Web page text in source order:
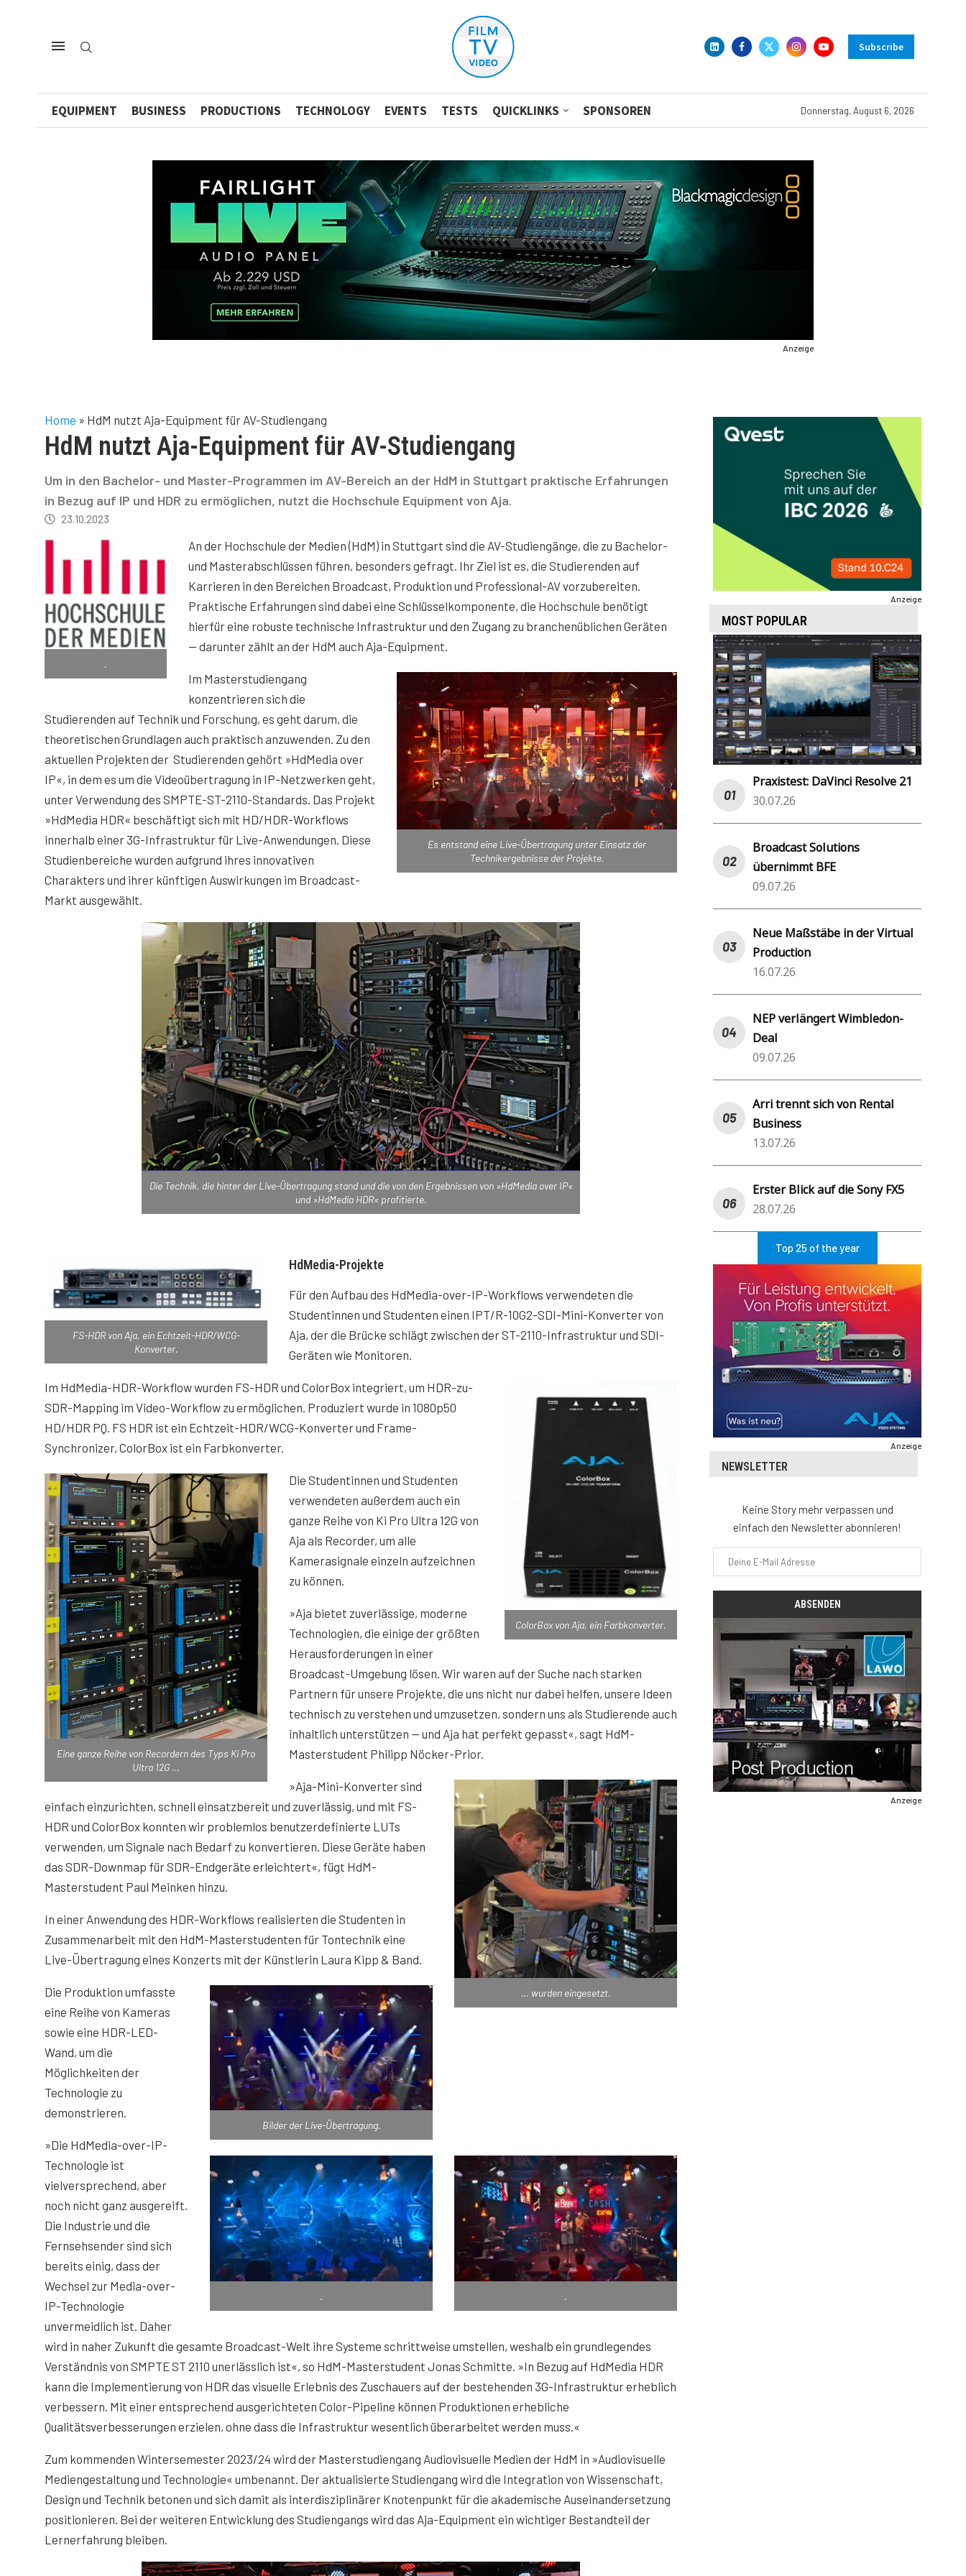
Subscribe
EQUIPMENT BUSINESS PRODUCTIONS TECHNOLOGY EVENTS TESTS QUICKLINKS SPONSOREN Donnerstag, August 6, 2026
Anzeige
Home » HdM nutzt Aja-Equipment für AV-Studiengang
HdM nutzt Aja-Equipment für AV-Studiengang
Um in den Bachelor- und Master-Programmen im AV-Bereich an der HdM in Stuttgart praktische Erfahrungen
in Bezug auf IP und HDR zu ermöglichen, nutzt die Hochschule Equipment von Aja.
23.10.2023
.
An der Hochschule der Medien (HdM) in Stuttgart sind die AV-Studiengänge, die zu Bachelor-
und Masterabschlüssen führen, besonders gefragt. Ihr Ziel ist es, die Studierenden auf
Karrieren in den Bereichen Broadcast, Produktion und Professional-AV vorzubereiten.
Praktische Erfahrungen sind dabei eine Schlüsselkomponente, die Hochschule benötigt
hierfür eine robuste technische Infrastruktur und den Zugang zu branchenüblichen Geräten
— darunter zählt an der HdM auch Aja-Equipment.
Es entstand eine Live-Übertragung unter Einsatz der
Technikergebnisse der Projekte.
Im Masterstudiengang
konzentrieren sich die
Studierenden auf Technik und Forschung, es geht darum, die
theoretischen Grundlagen auch praktisch anzuwenden. Zu den
aktuellen Projekten der Studierenden gehört »HdMedia over
IP«, in dem es um die Videoübertragung in IP-Netzwerken geht,
unter Verwendung des SMPTE-ST-2110-Standards. Das Projekt
»HdMedia HDR« beschäftigt sich mit HD/HDR-Workflows
innerhalb einer 3G-Infrastruktur für Live-Anwendungen. Diese
Studienbereiche wurden aufgrund ihres innovativen
Charakters und ihrer künftigen Auswirkungen im Broadcast-
Markt ausgewählt.
Die Technik, die hinter der Live-Übertragung stand und die von den Ergebnissen von »HdMedia over IP«
und »HdMedia HDR« profitierte.
FS-HDR von Aja, ein Echtzeit-HDR/WCG-
Konverter.
HdMedia-Projekte
Für den Aufbau des HdMedia-over-IP-Workflows verwendeten die
Studentinnen und Studenten einen IPT/R-10G2-SDI-Mini-Konverter von
Aja, der die Brücke schlägt zwischen der ST-2110-Infrastruktur und SDI-
Geräten wie Monitoren.
ColorBox von Aja, ein Farbkonverter.
Im HdMedia-HDR-Workflow wurden FS-HDR und ColorBox integriert, um HDR-zu-
SDR-Mapping im Video-Workflow zu ermöglichen. Produziert wurde in 1080p50
HD/HDR PQ. FS HDR ist ein Echtzeit-HDR/WCG-Konverter und Frame-
Synchronizer, ColorBox ist ein Farbkonverter.
Eine ganze Reihe von Recordern des Typs Ki Pro
Ultra 12G …
Die Studentinnen und Studenten
verwendeten außerdem auch ein
ganze Reihe von Ki Pro Ultra 12G von
Aja als Recorder, um alle
Kamerasignale einzeln aufzeichnen
zu können.
»Aja bietet zuverlässige, moderne
Technologien, die einige der größten
Herausforderungen in einer
Broadcast-Umgebung lösen. Wir waren auf der Suche nach starken
Partnern für unsere Projekte, die uns nicht nur dabei helfen, unsere Ideen
technisch zu verstehen und umzusetzen, sondern uns als Studierende auch
inhaltlich unterstützen — und Aja hat perfekt gepasst«, sagt HdM-
Masterstudent Philipp Nöcker-Prior.
… wurden eingesetzt.
»Aja-Mini-Konverter sind
einfach einzurichten, schnell einsatzbereit und zuverlässig, und mit FS-
HDR und ColorBox konnten wir problemlos benutzerdefinierte LUTs
verwenden, um Signale nach Bedarf zu konvertieren. Diese Geräte haben
das SDR-Downmap für SDR-Endgeräte erleichtert«, fügt HdM-
Masterstudent Paul Meinken hinzu.
In einer Anwendung des HDR-Workflows realisierten die Studenten in
Zusammenarbeit mit den HdM-Masterstudenten für Tontechnik eine
Live-Übertragung eines Konzerts mit der Künstlerin Laura Kipp & Band.
Bilder der Live-Übertragung.
.
.
Die Produktion umfasste
eine Reihe von Kameras
sowie eine HDR-LED-
Wand, um die
Möglichkeiten der
Technologie zu
demonstrieren.
»Die HdMedia-over-IP-
Technologie ist
vielversprechend, aber
noch nicht ganz ausgereift.
Die Industrie und die
Fernsehsender sind sich
bereits einig, dass der
Wechsel zur Media-over-
IP-Technologie
unvermeidlich ist. Daher
wird in naher Zukunft die gesamte Broadcast-Welt ihre Systeme schrittweise umstellen, weshalb ein grundlegendes
Verständnis von SMPTE ST 2110 unerlässlich ist«, so HdM-Masterstudent Jonas Schmitte. »In Bezug auf HdMedia HDR
kann die Implementierung von HDR das visuelle Erlebnis des Zuschauers auf der bestehenden 3G-Infrastruktur erheblich
verbessern. Mit einer entsprechend ausgerichteten Color-Pipeline können Produktionen erhebliche
Qualitätsverbesserungen erzielen, ohne dass die Infrastruktur wesentlich überarbeitet werden muss.«
Zum kommenden Wintersemester 2023/24 wird der Masterstudiengang Audiovisuelle Medien der HdM in »Audiovisuelle
Mediengestaltung und Technologie« umbenannt. Der aktualisierte Studiengang wird die Integration von Wissenschaft,
Design und Technik betonen und sich damit als interdisziplinärer Knotenpunkt für die akademische Auseinandersetzung
positionieren. Bei der weiteren Entwicklung des Studiengangs wird das Aja-Equipment ein wichtiger Bestandteil der
Lernerfahrung bleiben.
Anzeige
MOST POPULAR
Praxistest: DaVinci Resolve 21
30.07.26
Broadcast Solutions
übernimmt BFE
09.07.26
Neue Maßstäbe in der Virtual
Production
16.07.26
NEP verlängert Wimbledon-
Deal
09.07.26
Arri trennt sich von Rental
Business
13.07.26
Erster Blick auf die Sony FX5
28.07.26
Top 25 of the year
Anzeige
NEWSLETTER
Keine Story mehr verpassen und
einfach den Newsletter abonnieren!
Anzeige